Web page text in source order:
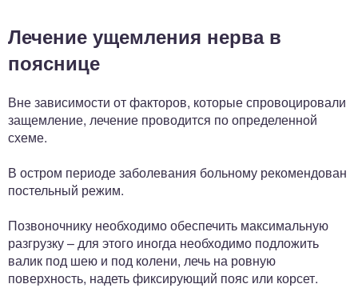
Лечение ущемления нерва в
пояснице
Вне зависимости от факторов, которые спровоцировали
защемление, лечение проводится по определенной
схеме.
В остром периоде заболевания больному рекомендован
постельный режим.
Позвоночнику необходимо обеспечить максимальную
разгрузку – для этого иногда необходимо подложить
валик под шею и под колени, лечь на ровную
поверхность, надеть фиксирующий пояс или корсет.